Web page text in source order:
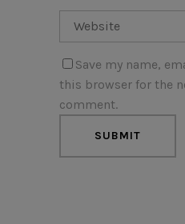
Save my name,
this browser for the
comment.